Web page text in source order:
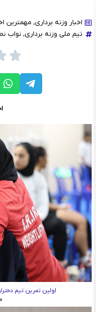
اخبار وزنه برداری, مهمترین
تیم ملی وزنه برداری, نواب
اولین تمرین تیم